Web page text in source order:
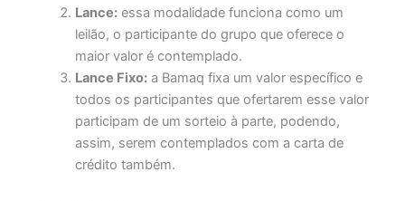
Lance: essa modalidade funciona como um
leilão, o participante do grupo que oferece o
maior valor é contemplado.
Lance Fixo: a Bamaq fixa um valor específico e
todos os participantes que ofertarem esse valor
participam de um sorteio à parte, podendo,
assim, serem contemplados com a carta de
crédito também.